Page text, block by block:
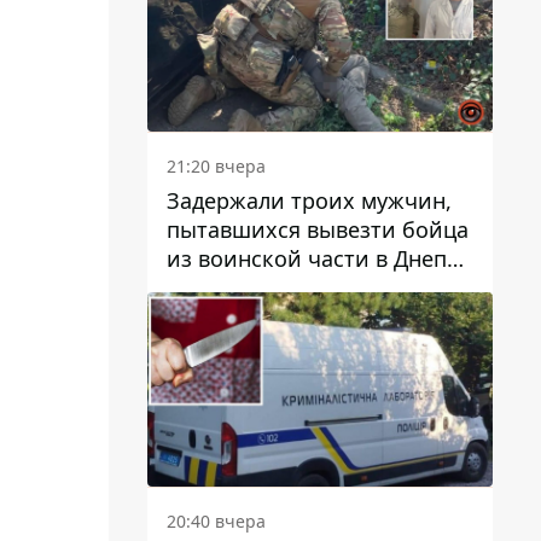
21:20 вчера
Задержали троих мужчин,
пытавшихся вывезти бойца
из воинской части в Днепр
за 7 тысяч долларов: среди
них был врач
20:40 вчера